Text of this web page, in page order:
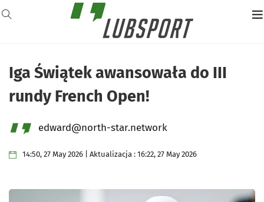
Iga Świątek awansowała do III
rundy French Open!
edward@north-star.network
14:50, 27 May 2026 | Aktualizacja : 16:22, 27 May 2026